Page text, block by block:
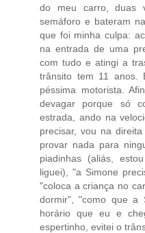
do meu carro, duas
semáforo e bateram
que foi minha culpa:
na entrada de uma
com tudo e atingi a
trânsito tem 11 anos.
péssima motorista.
devagar porque só
estrada, ando na
precisar, vou na
provar nada para
piadinhas (aliás,
liguei), "a Simone
"coloca a criança no
dormir", "como que a
horário que eu e
espertinho, evitei o